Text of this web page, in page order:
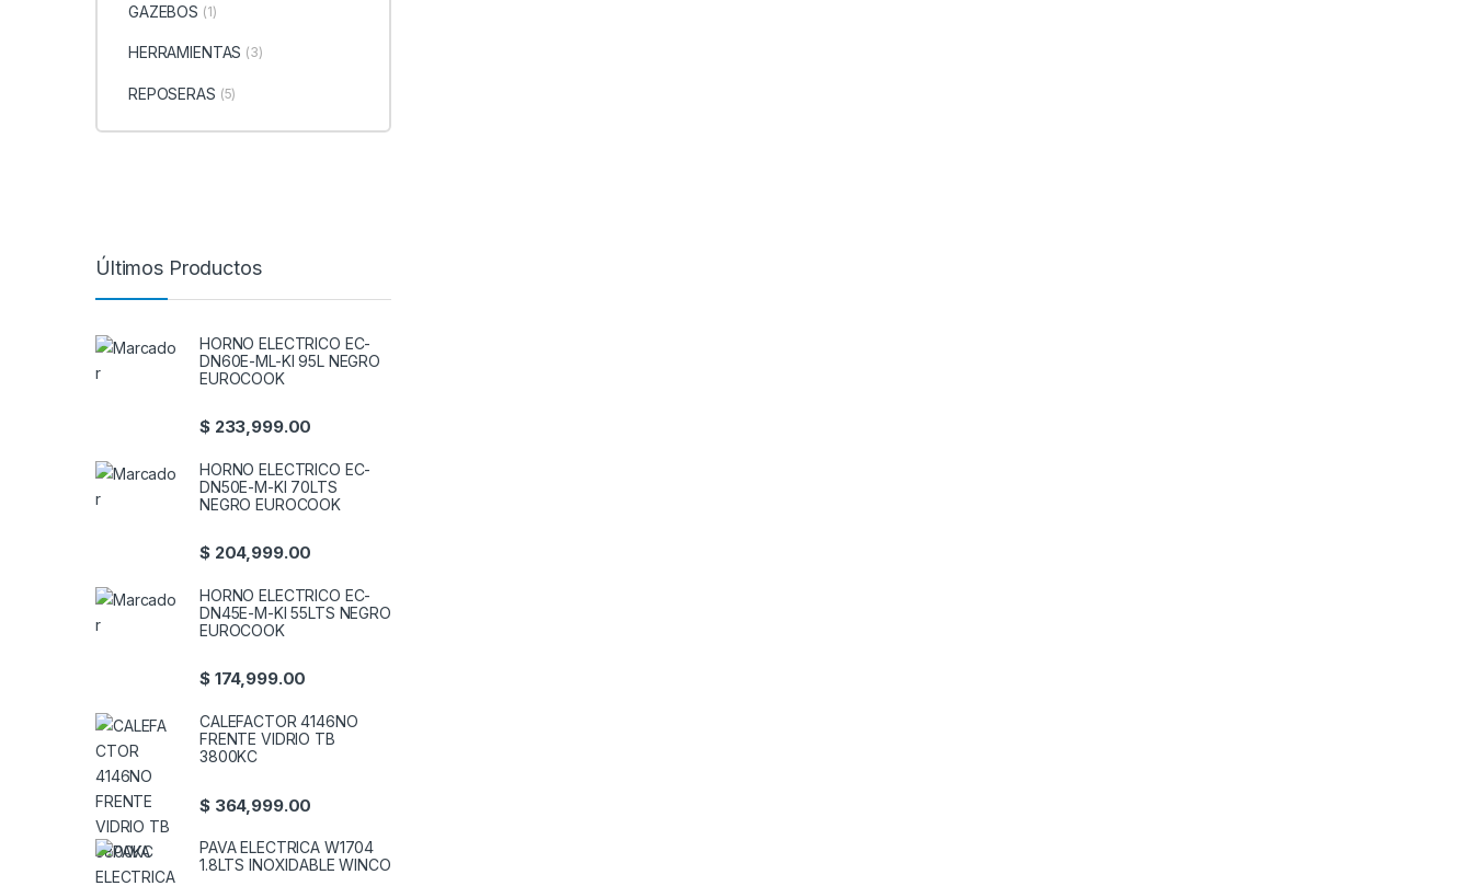
GAZEBOS (1)
HERRAMIENTAS (3)
REPOSERAS (5)
Últimos Productos
HORNO ELECTRICO EC-
DN60E-ML-KI 95L NEGRO
EUROCOOK
$233,999.00
HORNO ELECTRICO EC-
DN50E-M-KI 70LTS
NEGRO EUROCOOK
$204,999.00
HORNO ELECTRICO EC-
DN45E-M-KI 55LTS NEGRO
EUROCOOK
$174,999.00
CALEFACTOR 4146NO
FRENTE VIDRIO TB
3800KC
$364,999.00
PAVA ELECTRICA W1704
1.8LTS INOXIDABLE WINCO